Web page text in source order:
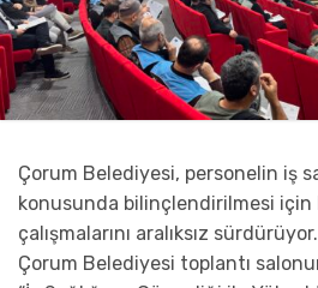
Çorum Belediyesi, personelin iş
konusunda bilinçlendirilmesi
çalışmalarını aralıksız sürdürüyor.
Çorum Belediyesi toplantı